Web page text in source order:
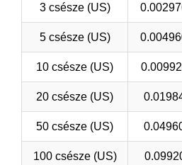
3 csésze (US)
5 csésze (US)
10 csésze (US)
20 csésze (US)
50 csésze (US)
100 csésze (US)